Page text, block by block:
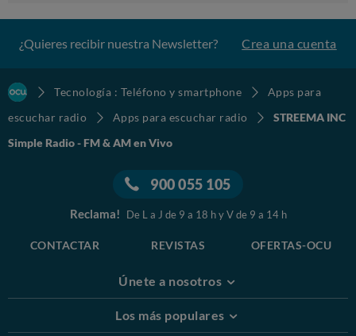
¿Quieres recibir nuestra Newsletter? Crea una cuenta
Tecnología : Teléfono y smartphone
Apps para
escuchar radio
Apps para escuchar radio
STREEMA INC
Simple Radio - FM & AM en Vivo
900 055 105
Reclama! De L a J de 9 a 18 h y V de 9 a 14 h
CONTACTAR REVISTAS OFERTAS-OCU
Únete a nosotros
Los más populares